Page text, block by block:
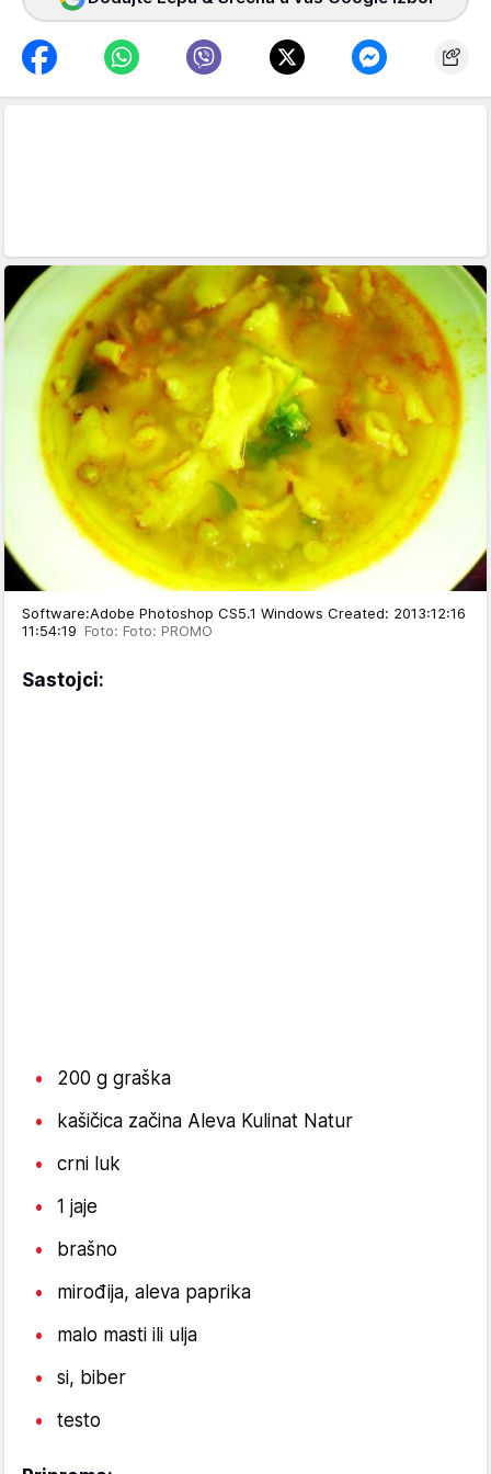
Software:Adobe Photoshop CS5.1 Windows Created: 2013:12:16
11:54:19 Foto: Foto: PROMO
Sastojci:
200 g graška
kašičica začina Aleva Kulinat Natur
crni luk
1 jaje
brašno
mirođija, aleva paprika
malo masti ili ulja
si, biber
testo